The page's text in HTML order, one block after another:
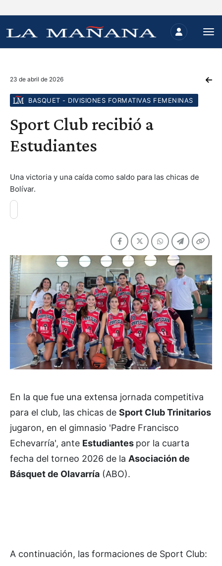
23 de abril de 2026
BASQUET - DIVISIONES FORMATIVAS FEMENINAS
Sport Club recibió a
Estudiantes
Una victoria y una caída como saldo para las chicas de
Bolívar.
En la que fue una extensa jornada competitiva
para el club, las chicas de Sport Club Trinitarios
jugaron, en el gimnasio 'Padre Francisco
Echevarría', ante Estudiantes por la cuarta
fecha del torneo 2026 de la Asociación de
Básquet de Olavarría (ABO).
A continuación, las formaciones de Sport Club: